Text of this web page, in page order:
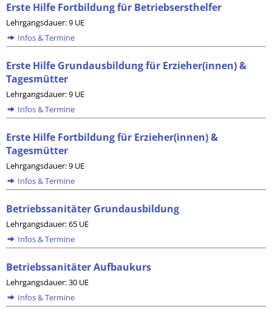
Erste Hilfe Fortbildung für Betriebsersthelfer
Lehrgangsdauer: 9 UE
Infos & Termine
Erste Hilfe Grundausbildung für Erzieher(innen) &
Tagesmütter
Lehrgangsdauer: 9 UE
Infos & Termine
Erste Hilfe Fortbildung für Erzieher(innen) &
Tagesmütter
Lehrgangsdauer: 9 UE
Infos & Termine
Betriebssanitäter Grundausbildung
Lehrgangsdauer: 65 UE
Infos & Termine
Betriebssanitäter Aufbaukurs
Lehrgangsdauer: 30 UE
Infos & Termine